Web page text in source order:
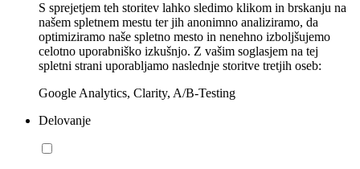
S sprejetjem teh storitev lahko sledimo klikom in brskanju na
našem spletnem mestu ter jih anonimno analiziramo, da
optimiziramo naše spletno mesto in nenehno izboljšujemo
celotno uporabniško izkušnjo. Z vašim soglasjem na tej
spletni strani uporabljamo naslednje storitve tretjih oseb:
Google Analytics, Clarity, A/B-Testing
Delovanje